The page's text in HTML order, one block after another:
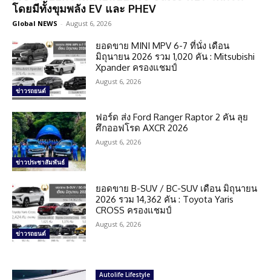
โดยมีทั้งขุมพลัง EV และ PHEV
Global NEWS - August 6, 2026
ข่าวรถยนต์
ยอดขาย MINI MPV 6-7 ที่นั่ง เดือน
มิถุนายน 2026 รวม 1,020 คัน : Mitsubishi
Xpander ครองแชมป์
August 6, 2026
ข่าวประชาสัมพันธ์
ฟอร์ด ส่ง Ford Ranger Raptor 2 คัน ลุย
ศึกออฟโรด AXCR 2026
August 6, 2026
ข่าวรถยนต์
ยอดขาย B-SUV / BC-SUV เดือน มิถุนายน
2026 รวม 14,362 คัน : Toyota Yaris
CROSS ครองแชมป์
August 6, 2026
Autolife Lifestyle